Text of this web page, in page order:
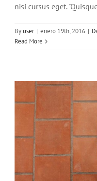
nisi cursus eget.
By user | enero 19th, 2016 |
Read More
Aliquam